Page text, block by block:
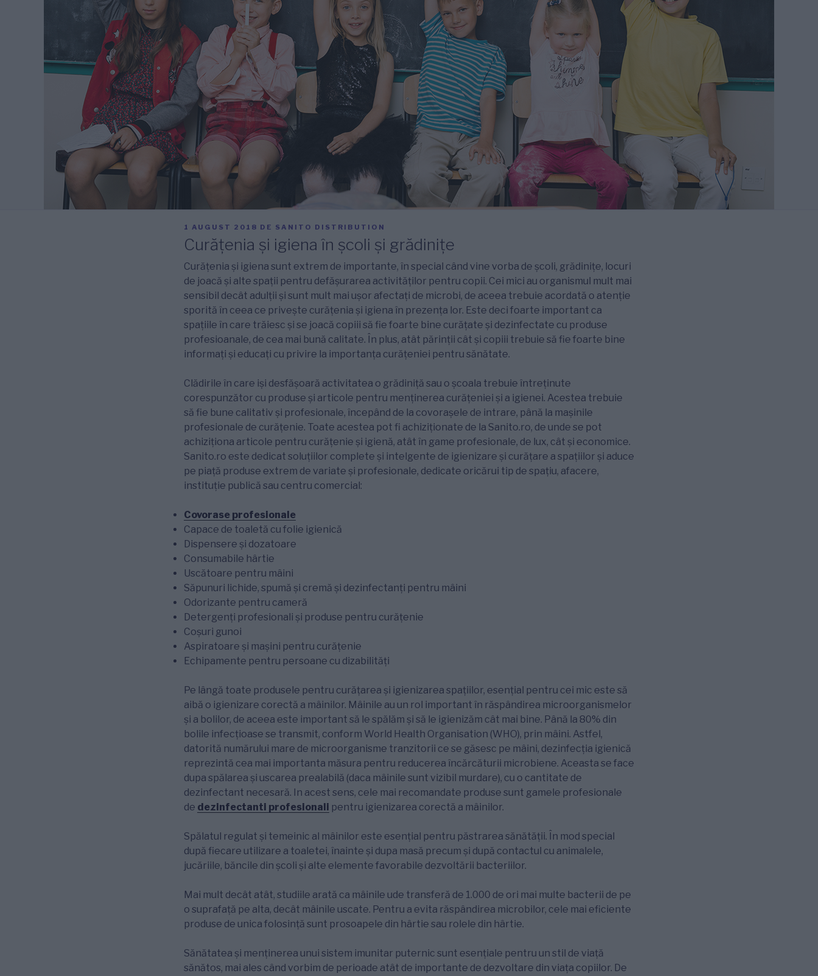
PUBLICAT
1 AUGUST 2018 DE SANITO DISTRIBUTION
Curățenia și igiena în școli și grădinițe
Curățenia și igiena sunt extrem de importante, în special când vine vorba de școli, grădinițe, locuri
de joacă și alte spații pentru defășurarea activităților pentru copii. Cei mici au organismul mult mai
sensibil decât adulții și sunt mult mai ușor afectați de microbi, de aceea trebuie acordată o atenție
sporită în ceea ce privește curățenia și igiena în prezența lor. Este deci foarte important ca
spațiile în care trăiesc și se joacă copiii să fie foarte bine curățate și dezinfectate cu produse
profesioanale, de cea mai bună calitate. În plus, atât părinții cât și copiii trebuie să fie foarte bine
informați și educați cu privire la importanța curățeniei pentru sănătate.
Clădirile în care iși desfășoară activitatea o grădiniță sau o școala trebuie întreținute
corespunzător cu produse și articole pentru menținerea curățeniei și a igienei. Acestea trebuie
să fie bune calitativ și profesionale, începând de la covorașele de intrare, până la mașinile
profesionale de curățenie. Toate acestea pot fi achiziționate de la Sanito.ro, de unde se pot
achiziționa articole pentru curățenie și igienă, atât în game profesionale, de lux, cât și economice.
Sanito.ro este dedicat soluțiilor complete și intelgente de igienizare și curățare a spațiilor și aduce
pe piață produse extrem de variate și profesionale, dedicate oricărui tip de spațiu, afacere,
instituție publică sau centru comercial:
Covorase profesionale
Capace de toaletă cu folie igienică
Dispensere și dozatoare
Consumabile hârtie
Uscătoare pentru mâini
Săpunuri lichide, spumă și cremă și dezinfectanți pentru mâini
Odorizante pentru cameră
Detergenți profesionali și produse pentru curățenie
Coșuri gunoi
Aspiratoare și mașini pentru curățenie
Echipamente pentru persoane cu dizabilități
Pe lângă toate produsele pentru curățarea și igienizarea spațiilor, esențial pentru cei mic este să
aibă o igienizare corectă a mâinilor. Mâinile au un rol important în răspândirea microorganismelor
și a bolilor, de aceea este important să le spălăm și să le igienizăm cât mai bine. Până la 80% din
bolile infecțioase se transmit, conform World Health Organisation (WHO), prin mâini. Astfel,
datorită numărului mare de microorganisme tranzitorii ce se găsesc pe mâini, dezinfecția igienică
reprezintă cea mai importanta măsura pentru reducerea încărcăturii microbiene. Aceasta se face
dupa spălarea și uscarea prealabilă (daca mâinile sunt vizibil murdare), cu o cantitate de
dezinfectant necesară. In acest sens, cele mai recomandate produse sunt gamele profesionale
de dezinfectanti profesionali pentru igienizarea corectă a mâinilor.
Spălatul regulat și temeinic al mâinilor este esențial pentru păstrarea sănătății. În mod special
după fiecare utilizare a toaletei, înainte și dupa masă precum și după contactul cu animalele,
jucăriile, băncile din școli și alte elemente favorabile dezvoltării bacteriilor.
Mai mult decât atât, studiile arată ca mâinile ude transferă de 1.000 de ori mai multe bacterii de pe
o suprafață pe alta, decât mâinile uscate. Pentru a evita răspândirea microbilor, cele mai eficiente
produse de unica folosință sunt prosoapele din hârtie sau rolele din hârtie.
Sănătatea și menținerea unui sistem imunitar puternic sunt esențiale pentru un stil de viață
sănătos, mai ales când vorbim de perioade atât de importante de dezvoltare din viața copiilor. De